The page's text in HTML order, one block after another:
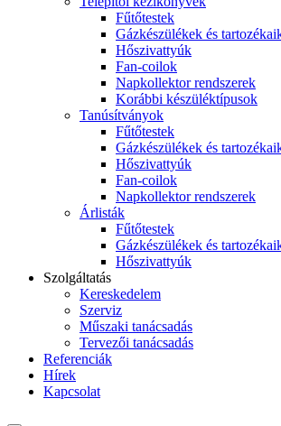
Fűtőtestek
Gázkészülékek és
Hőszivattyúk
Fan-coilok
Napkollektor rendszerek
Korábbi készüléktípusok
Tanúsítványok
Fűtőtestek
Gázkészülékek és
Hőszivattyúk
Fan-coilok
Napkollektor rendszerek
Árlisták
Fűtőtestek
Gázkészülékek és
Hőszivattyúk
Szolgáltatás
Kereskedelem
Szerviz
Műszaki tanácsadás
Tervezői tanácsadás
Referenciák
Hírek
Kapcsolat